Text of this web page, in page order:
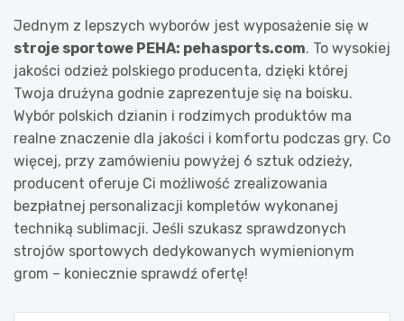
Jednym z lepszych wyborów jest wyposażenie się w
stroje sportowe PEHA: pehasports.com. To wysokiej
jakości odzież polskiego producenta, dzięki której
Twoja drużyna godnie zaprezentuje się na boisku.
Wybór polskich dzianin i rodzimych produktów ma
realne znaczenie dla jakości i komfortu podczas gry. Co
więcej, przy zamówieniu powyżej 6 sztuk odzieży,
producent oferuje Ci możliwość zrealizowania
bezpłatnej personalizacji kompletów wykonanej
techniką sublimacji. Jeśli szukasz sprawdzonych
strojów sportowych dedykowanych wymienionym
grom – koniecznie sprawdź ofertę!